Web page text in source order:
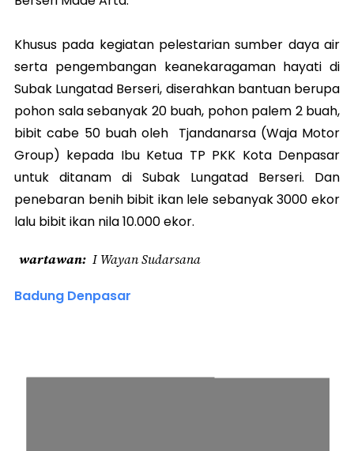
Khusus pada kegiatan pelestarian sumber daya air
serta pengembangan keanekaragaman hayati di
Subak Lungatad Berseri, diserahkan bantuan berupa
pohon sala sebanyak 20 buah, pohon palem 2 buah,
bibit cabe 50 buah oleh Tjandanarsa (Waja Motor
Group) kepada Ibu Ketua TP PKK Kota Denpasar
untuk ditanam di Subak Lungatad Berseri. Dan
penebaran benih bibit ikan lele sebanyak 3000 ekor
lalu bibit ikan nila 10.000 ekor.
wartawan I Wayan Sudarsana
Badung Denpasar